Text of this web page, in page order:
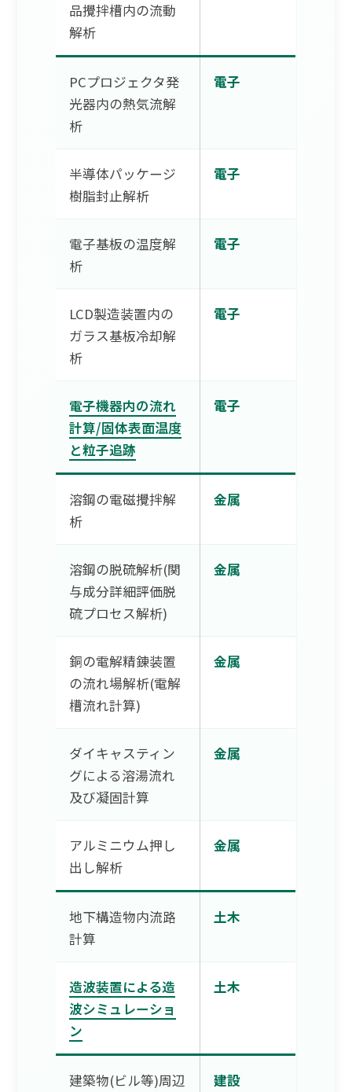
品攪拌槽内の流動
解析
PCプロジェクタ発
光器内の熱気流解
析
電子
半導体パッケージ
樹脂封止解析
電子
電子基板の温度解
析
電子
LCD製造装置内の
ガラス基板冷却解
析
電子
電子機器内の流れ
計算/固体表面温度
と粒子追跡
電子
溶鋼の電磁攪拌解
析
金属
溶鋼の脱硫解析(関
与成分詳細評価脱
硫プロセス解析)
金属
銅の電解精錬装置
の流れ場解析(電解
槽流れ計算)
金属
ダイキャスティン
グによる溶湯流れ
及び凝固計算
金属
アルミニウム押し
出し解析
金属
地下構造物内流路
計算
土木
造波装置による造
波シミュレーショ
ン
土木
建築物(ビル等)周辺
建設